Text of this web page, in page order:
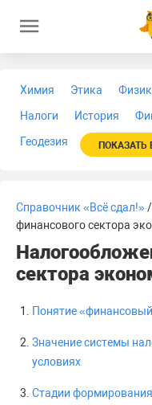
Химия Этика
Налоги
История
Геодезия
ПОКАЗАТЬ
Справочник «Всё сдал!»/
финансового сектора
сектора
Понятие
Значение системы
условиях
Стадии